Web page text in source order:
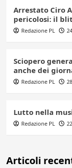
Arrestato Ciro
pericolosi: il
Redazione PL
Sciopero
anche dei
Redazione PL
Lutto nella
Redazione PL
Articoli